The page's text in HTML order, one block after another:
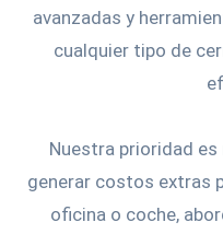
avanzadas y
cualquier tipo de
Nuestra prioridad
generar costos extras
oficina o coche,